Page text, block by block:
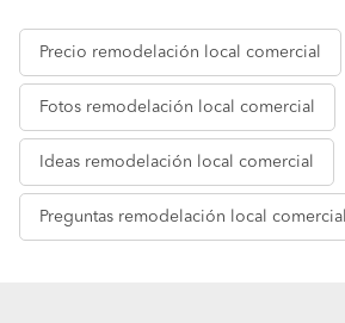
Precio remodelación local comercial
Fotos remodelación local comercial
Ideas remodelación local comercial
Preguntas remodelación local comercial